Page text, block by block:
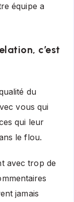
équipe a
c’est
du
vous qui
qui leur
le flou.
avec trop de
jamais